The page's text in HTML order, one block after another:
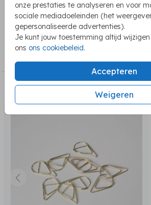
onze prestaties te analyseren en voor
sociale mediadoeleinden (het
gepersonaliseerde advertenties).
Je kunt jouw toestemming altijd
ons ons cookiebeleid.
Accepteren
Weigeren
uitnodigingstekst. Maak de kaarten aan
een paperclip. Heb je hulp nodig met deze
contact met ons op.
Toon meer
COLLECTIE
BEKIJK OOK